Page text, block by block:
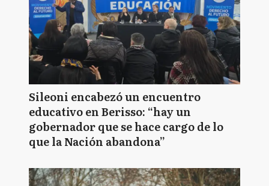
Sileoni encabezó un encuentro
educativo en Berisso: “hay un
gobernador que se hace cargo de lo
que la Nación abandona”